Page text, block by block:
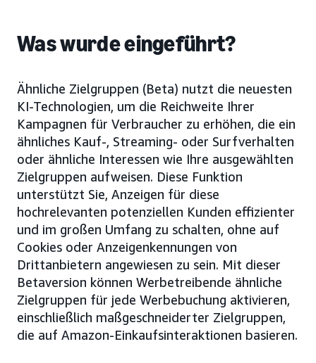
Was wurde eingeführt?
Ähnliche Zielgruppen (Beta) nutzt die neuesten
KI-Technologien, um die Reichweite Ihrer
Kampagnen für Verbraucher zu erhöhen, die ein
ähnliches Kauf-, Streaming- oder Surfverhalten
oder ähnliche Interessen wie Ihre ausgewählten
Zielgruppen aufweisen. Diese Funktion
unterstützt Sie, Anzeigen für diese
hochrelevanten potenziellen Kunden effizienter
und im großen Umfang zu schalten, ohne auf
Cookies oder Anzeigenkennungen von
Drittanbietern angewiesen zu sein. Mit dieser
Betaversion können Werbetreibende ähnliche
Zielgruppen für jede Werbebuchung aktivieren,
einschließlich maßgeschneiderter Zielgruppen,
die auf Amazon-Einkaufsinteraktionen basieren.